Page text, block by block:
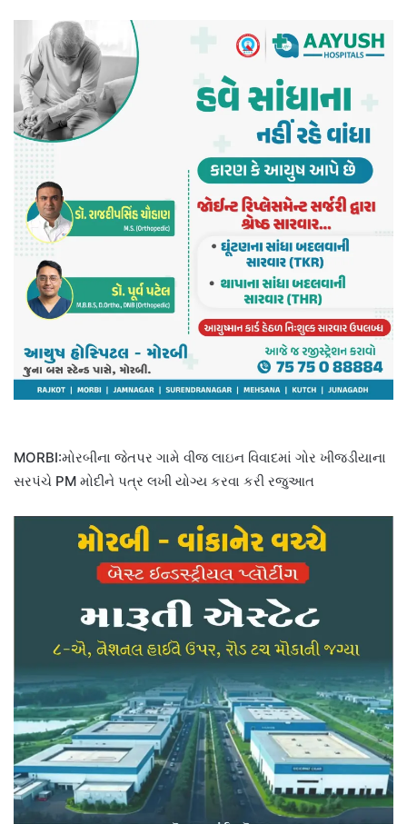
MORBI:મોરબીના જેતપર ગામે વીજ લાઇન વિવાદમાં ગોર ખીજડીયાના
સરપંચે PM મોદીને પત્ર લખી યોગ્ય કરવા કરી રજુઆત